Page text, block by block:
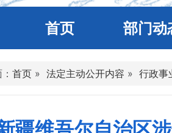
首页 部门动
首页 » 法定主动公开内容 » 行政事